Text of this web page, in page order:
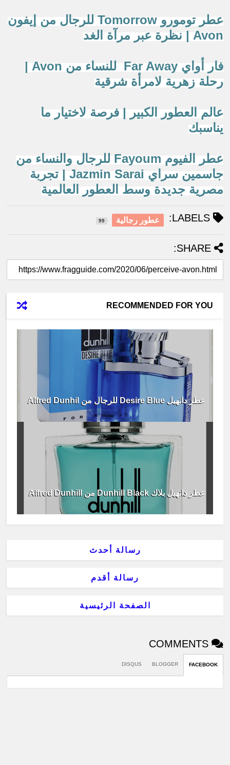
عطر تومورو Tomorrow للرجال من إيفون
Avon | نظرة عبر مرآة الغد
فار أواي Far Away للنساء من Avon |
رحلة زهرية لامرأة شرقية
عالم العطور الكبير | فرصة لاختيار ما
يناسبك
عطر الفيوم Fayoum للرجال والنساء من
جاسمين سراي Jazmin Sarai | تجربة
مصرية جديدة وسط العطور العالمية
LABELS: عطور رجالية 99
SHARE:
RECOMMENDED FOR YOU
عطر دانهيل Desire Blue للرجال من Alfred Dunhil
عطر دانهيل بلاك Dunhill Black من Alfred Dunhill
رسالة أحدث
رسالة أقدم
الصفحة الرئيسية
COMMENTS
FACEBOOK
BLOGGER
DISQUS